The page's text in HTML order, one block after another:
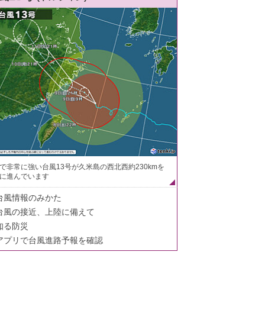
非常に強い台風13号が久米島の西北西約230kmを
進んでいます
風情報のみかた
風の接近、上陸に備えて
る防災
プリで台風進路予報を確認